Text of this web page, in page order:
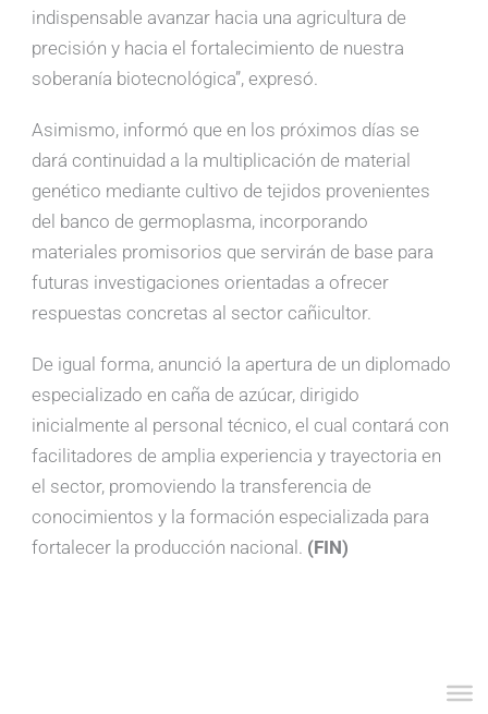
indispensable avanzar hacia una agricultura de
precisión y hacia el fortalecimiento de nuestra
soberanía biotecnológica”, expresó.
Asimismo, informó que en los próximos días se
dará continuidad a la multiplicación de material
genético mediante cultivo de tejidos provenientes
del banco de germoplasma, incorporando
materiales promisorios que servirán de base para
futuras investigaciones orientadas a ofrecer
respuestas concretas al sector cañicultor.
De igual forma, anunció la apertura de un diplomado
especializado en caña de azúcar, dirigido
inicialmente al personal técnico, el cual contará con
facilitadores de amplia experiencia y trayectoria en
el sector, promoviendo la transferencia de
conocimientos y la formación especializada para
fortalecer la producción nacional. (FIN)